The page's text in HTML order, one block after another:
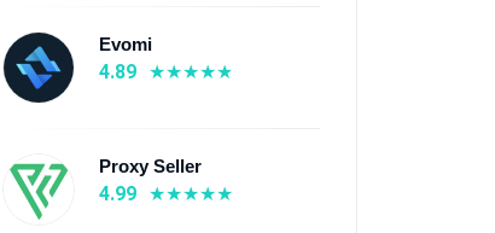
Evomi
4.89
Proxy Seller
4.99